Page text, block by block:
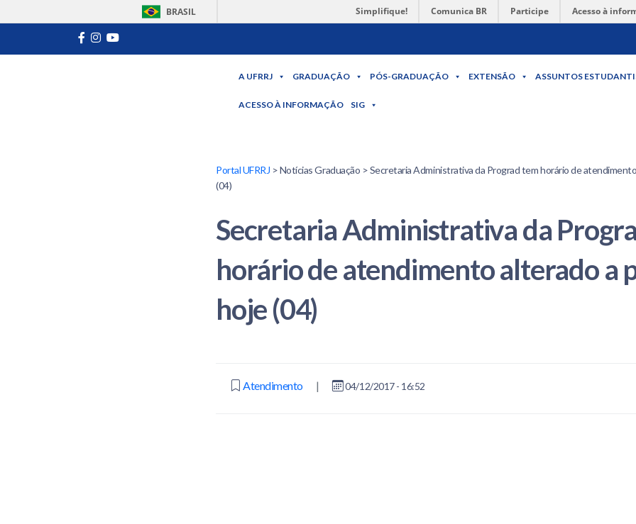
BRASIL Simplifique! Comunica BR Participe Acesso à
A UFRRJ GRADUAÇÃO PÓS-GRADUAÇÃO EXTENSÃO ASSUNTOS
ACESSO À INFORMAÇÃO SIG
Portal UFRRJ > Notícias Graduação > Secretaria Administrativa da Prograd tem horário de
(04)
Secretaria Administrativa da
horário de atendimento alterado a
hoje (04)
Atendimento | 04/12/2017 - 16:52